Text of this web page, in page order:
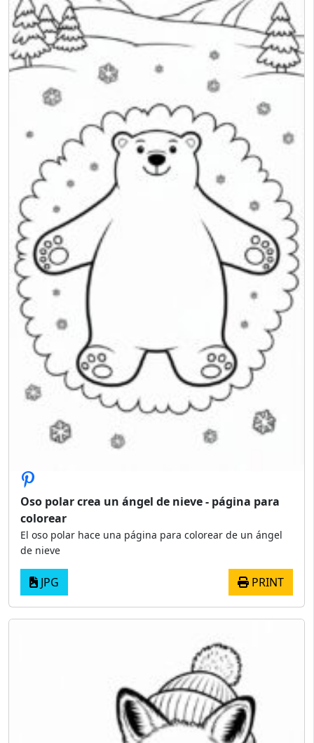
Oso polar crea un ángel de nieve - página para
colorear
El oso polar hace una página para colorear de un ángel
de nieve
JPG PRINT